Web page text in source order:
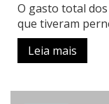
O gasto total
que tiveram
Leia mais